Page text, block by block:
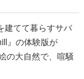
建てて暮らすサバ
』の体験版が
の大自然で、喧騒